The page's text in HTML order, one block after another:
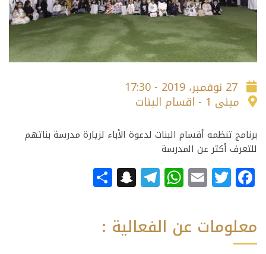
27 نوفمبر، 2019 - 17:30
مبنى 1 - اقسام البنات
برنامج تنظمه أقسام البنات لدعوة الأباء لزيارة مدرسة بناتهم
للتعرف أكثر عن المدرسة
Facebook
Twitter
Email
WhatsApp
Telegram
Snapchat
معلومات عن الفعالية :